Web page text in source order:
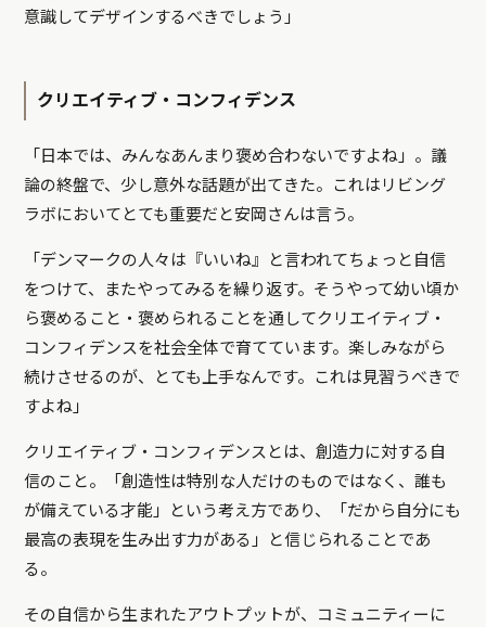
意識してデザインするべきでしょう」
クリエイティブ・コンフィデンス
「日本では、みんなあんまり褒め合わないですよね」。議
論の終盤で、少し意外な話題が出てきた。これはリビング
ラボにおいてとても重要だと安岡さんは言う。
「デンマークの人々は『いいね』と言われてちょっと自信
をつけて、またやってみるを繰り返す。そうやって幼い頃か
ら褒めること・褒められることを通してクリエイティブ・
コンフィデンスを社会全体で育てています。楽しみながら
続けさせるのが、とても上手なんです。これは見習うべきで
すよね」
クリエイティブ・コンフィデンスとは、創造力に対する自
信のこと。「創造性は特別な人だけのものではなく、誰も
が備えている才能」という考え方であり、「だから自分にも
最高の表現を生み出す力がある」と信じられることであ
る。
その自信から生まれたアウトプットが、コミュニティーに